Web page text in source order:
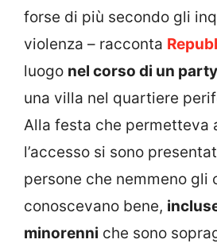
forse di più secondo gli
violenza – racconta
luogo nel corso di un
una villa nel quartiere
Alla festa che permetteva
l’accesso si sono
persone che nemmeno gli
conoscevano bene,
minorenni che sono